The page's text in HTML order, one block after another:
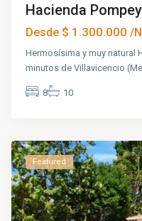
Hacienda
Desde $ 1.300.000/
Hermosísima y muy natural
minutos de Villavicencio
8 10
Featured